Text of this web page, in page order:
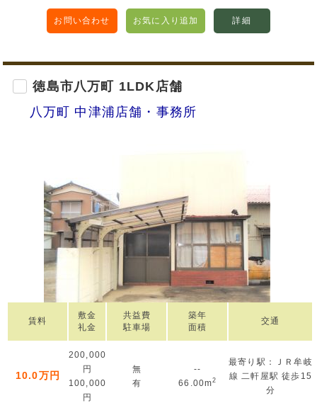
お問い合わせ お気に入り追加 詳細
徳島市八万町 1LDK店舗
八万町 中津浦店舗・事務所
賃料
敷金
礼金
共益費
駐車場
築年
面積
交通
10.0万円
200,000
円
100,000
円
無
有
--
66.00m2
最寄り駅：ＪＲ牟岐
線 二軒屋駅 徒歩15
分